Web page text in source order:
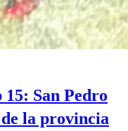
San Pedro
la provincia